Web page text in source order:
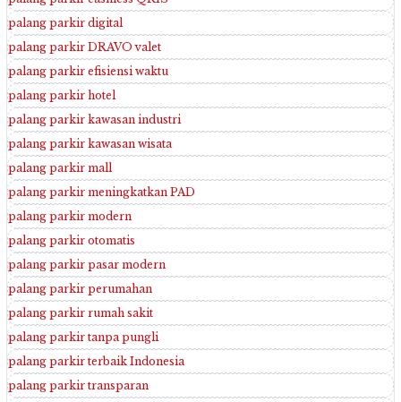
palang parkir digital
palang parkir DRAVO valet
palang parkir efisiensi waktu
palang parkir hotel
palang parkir kawasan industri
palang parkir kawasan wisata
palang parkir mall
palang parkir meningkatkan PAD
palang parkir modern
palang parkir otomatis
palang parkir pasar modern
palang parkir perumahan
palang parkir rumah sakit
palang parkir tanpa pungli
palang parkir terbaik Indonesia
palang parkir transparan